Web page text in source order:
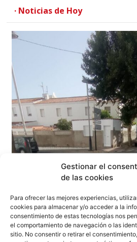
Gestionar el
de las cookies
Para ofrecer las mejores experiencias,
cookies para almacenar y/o acceder a la
consentimiento de estas tecnologías nos
el comportamiento de navegación o las
sitio. No consentir o retirar el
· Noticias de Hoy